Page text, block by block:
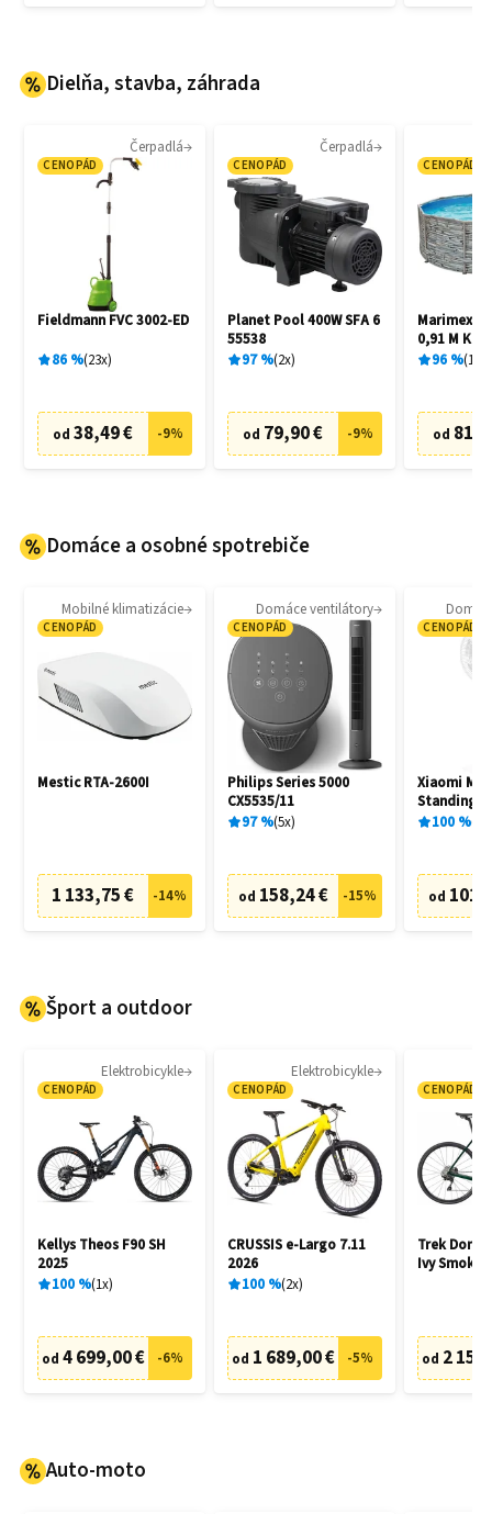
Dielňa, stavba, záhrada
Čerpadlá
CENOPÁD
Fieldmann FVC 3002-ED
86% 23x
od 38,49 € -9%
Čerpadlá
CENOPÁD
Planet Pool 400W SFA 6
55538
97% 2x
od 79,90 € -9%
CENOPÁD
Marimex
0,91 M
96% 15
od
Domáce a osobné spotrebiče
Mobilné klimatizácie
CENOPÁD
Mestic RTA-2600I
1 133,75 € -14%
Domáce ventilátory
CENOPÁD
Philips Series 5000
CX5535/11
97% 5x
od 158,24 € -15%
CENOPÁD
Xiaomi
Standing
100%
od
Šport a outdoor
Elektrobicykle
CENOPÁD
Kellys Theos F90 SH
2025
100% 1x
od 4 699,00 € -6%
Elektrobicykle
CENOPÁD
CRUSSIS e-Largo 7.11
2026
100% 2x
od 1 689,00 € -5%
CENOPÁD
Trek
Ivy Smoke
od 2
Auto-moto